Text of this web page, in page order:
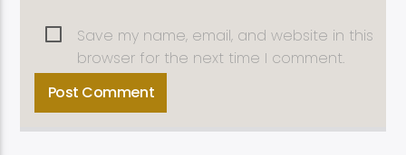
Save my name, email, and website in this
browser for the next time I comment.